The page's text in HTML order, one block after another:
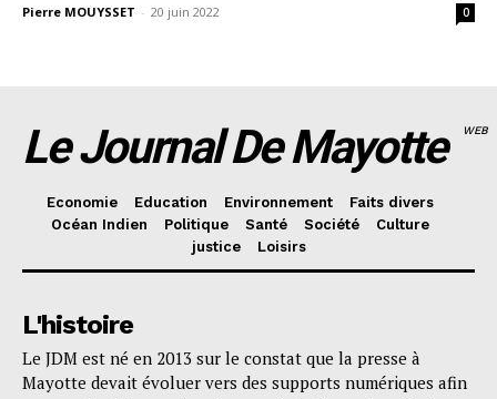
Pierre MOUYSSET - 20 juin 2022 0
Le Journal De Mayotte WEB
Economie Education Environnement
Faits divers
Océan Indien
Politique Santé Société
Culture
justice
Loisirs
L'histoire
Le JDM est né en 2013 sur le constat que la presse à
Mayotte devait évoluer vers des supports numériques afin